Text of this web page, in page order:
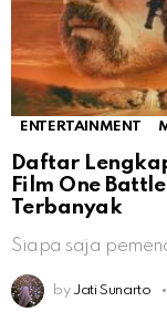
ENTERTAINMENT
Daftar
Film One
Terbanyak
Siapa saja
by Jati Sunarto